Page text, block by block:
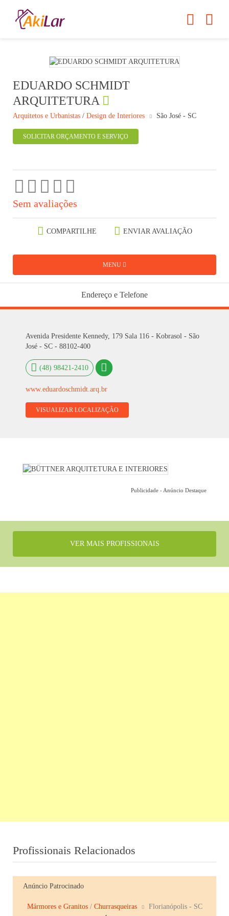
EDUARDO SCHMIDT
ARQUITETURA
Arquitetos e Urbanistas / Design de Interiores São José - SC
SOLICITAR ORÇAMENTO E SERVIÇO
Sem avaliações
COMPARTILHE ENVIAR AVALIAÇÃO
MENU
Endereço e Telefone
Avenida Presidente Kennedy, 179 Sala 116 - Kobrasol - São
José - SC - 88102-400
(48) 98421-2410
www.eduardoschmidt.arq.br
VISUALIZAR LOCALIZAÇÃO
Publicidade - Anúncio Destaque
VER MAIS PROFISSIONAIS
Profissionais Relacionados
Anúncio Patrocinado
Mármores e Granitos/ Churrasqueiras Florianópolis - SC